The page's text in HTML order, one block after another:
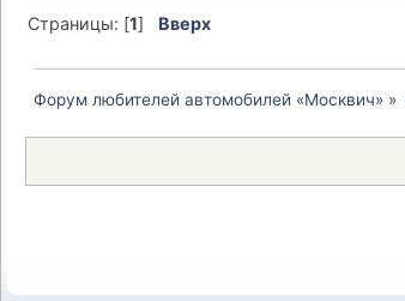
Страницы: [1] Вверх
Форум любителей автомобилей «Москвич» »